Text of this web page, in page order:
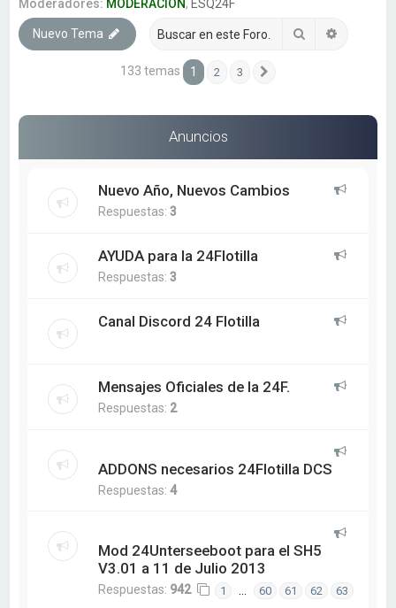
Moderadores: MODERACION, ESQ24F
Nuevo Tema Buscar
133 temas 1 2 3
Anuncios
Nuevo Año, Nuevos Cambios
Respuestas:3
AYUDA para la 24Flotilla
Respuestas:3
Canal Discord 24 Flotilla
Mensajes Oficiales de la 24F.
Respuestas: 2
ADDONS necesarios 24Flotilla DCS
Respuestas:4
Mod 24Unterseeboot para el SH5
V3.01 a 11 de Julio 2013
Respuestas: 942 1 … 60 61 62 63